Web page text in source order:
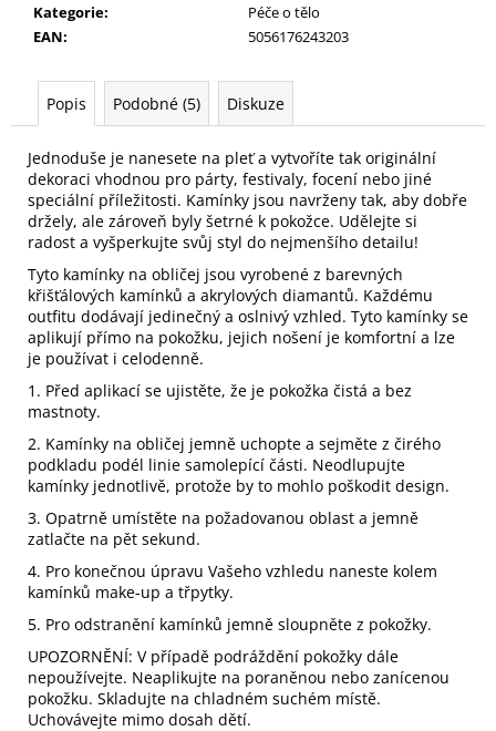
Kategorie:
Péče o tělo
EAN: 5056176243203
Popis Podobné (5) Diskuze
Jednoduše je nanesete na pleť a vytvoříte tak originální
dekoraci vhodnou pro párty, festivaly, focení nebo jiné
speciální příležitosti. Kamínky jsou navrženy tak, aby dobře
držely, ale zároveň byly šetrné k pokožce. Udělejte si
radost a vyšperkujte svůj styl do nejmenšího detailu!
Tyto kamínky na obličej jsou vyrobené z barevných
křišťálových kamínků a akrylových diamantů. Každému
outfitu dodávají jedinečný a oslnivý vzhled. Tyto kamínky se
aplikují přímo na pokožku, jejich nošení je komfortní a lze
je používat i celodenně.
1. Před aplikací se ujistěte, že je pokožka čistá a bez
mastnoty.
2. Kamínky na obličej jemně uchopte a sejměte z čirého
podkladu podél linie samolepící části. Neodlupujte
kamínky jednotlivě, protože by to mohlo poškodit design.
3. Opatrně umístěte na požadovanou oblast a jemně
zatlačte na pět sekund.
4. Pro konečnou úpravu Vašeho vzhledu naneste kolem
kamínků make-up a třpytky.
5. Pro odstranění kamínků jemně sloupněte z pokožky.
UPOZORNĚNÍ: V případě podráždění pokožky dále
nepoužívejte. Neaplikujte na poraněnou nebo zanícenou
pokožku. Skladujte na chladném suchém místě.
Uchovávejte mimo dosah dětí.
NALEPOVACÍ
UMĚLÉ
GIRLS
LEPIDLO,
Č.3
75
Kč